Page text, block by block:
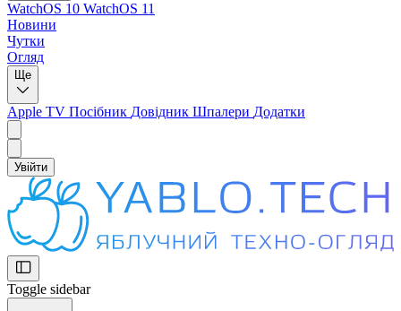
WatchOS 10 WatchOS 11
Новини
Чутки
Огляд
Ще
Apple TV Посібник Довідник Шпалери Додатки
Увійти
Toggle sidebar